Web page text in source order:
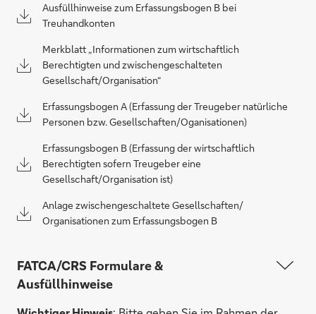
Ausfüllhinweise zum Erfassungsbogen B bei
Treuhandkonten
Merkblatt „Informationen zum wirtschaftlich
Berechtigten und zwischengeschalteten
Gesellschaft/Organisation“
Erfassungsbogen A (Erfassung der Treugeber natürliche
Personen bzw. Gesellschaften/Oganisationen)
Erfassungsbogen B (Erfassung der wirtschaftlich
Berechtigten sofern Treugeber eine
Gesellschaft/Organisation ist)
Anlage zwischengeschaltete Gesellschaften/
Organisationen zum Erfassungsbogen B
FATCA/CRS Formulare &
Ausfüllhinweise